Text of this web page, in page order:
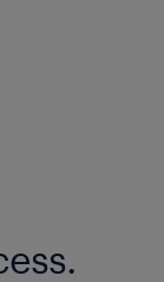
休憩60分）
休憩60分）